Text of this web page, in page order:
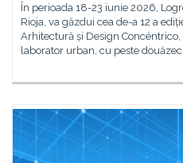
În perioada 18-23 iunie 2026,
Rioja, va găzdui cea de-a 12 a
Arhitectură și Design
laborator urban, cu peste